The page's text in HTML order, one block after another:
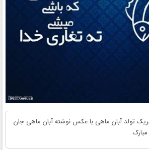
تولد آبان ماهی با عکس نوشته آبان ماهی جان